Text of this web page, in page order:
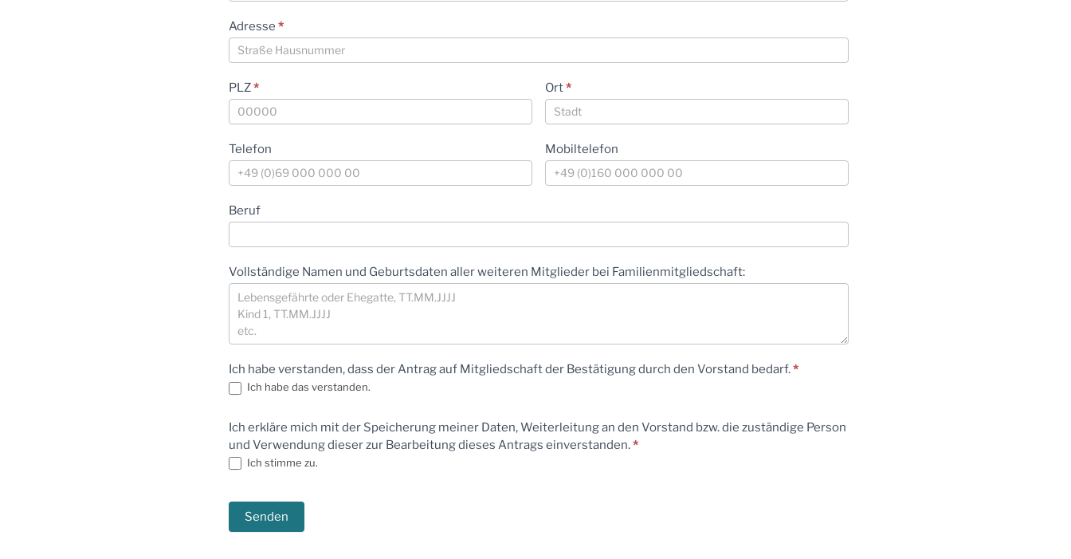
Adresse *
PLZ* Ort*
Telefon Mobiltelefon
Beruf
Vollständige Namen und Geburtsdaten aller weiteren Mitglieder bei Familienmitgliedschaft:
Ich habe verstanden, dass der Antrag auf Mitgliedschaft der Bestätigung durch den Vorstand bedarf.*
Ich habe das verstanden.
Ich erkläre mich mit der Speicherung meiner Daten, Weiterleitung an den Vorstand bzw. die zuständige Person
und Verwendung dieser zur Bearbeitung dieses Antrags einverstanden.*
Ich stimme zu.
Senden